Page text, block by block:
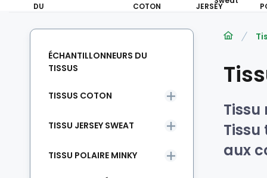
Tissu
aux
ÉCHANTILLONNEURS DU
TISSUS
TISSUS COTON
TISSU JERSEY SWEAT
TISSU POLAIRE MINKY